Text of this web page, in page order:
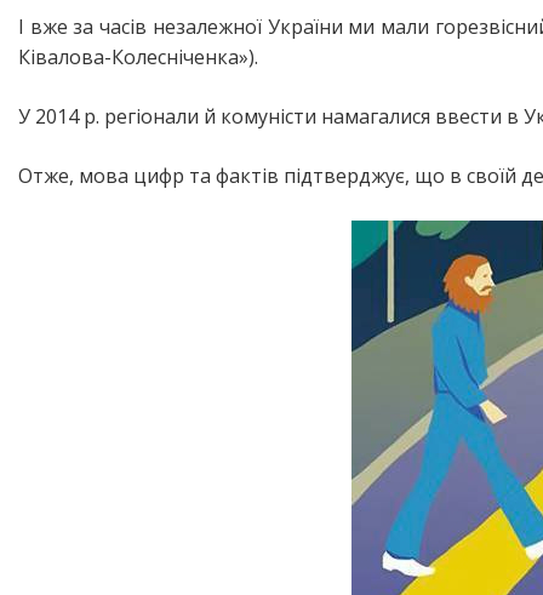
І вже за часів незалежної України ми мали
Ківалова-Колесніченка»).
У 2014 р. регіонали й комуністи намагалися ввести в
Отже, мова цифр та фактів підтверджує, що в своїй